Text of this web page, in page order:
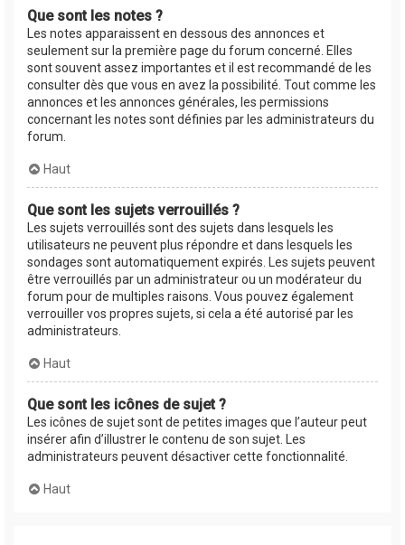
Que sont les notes ?
Les notes apparaissent en dessous des annonces et
seulement sur la première page du forum concerné. Elles
sont souvent assez importantes et il est recommandé de les
consulter dès que vous en avez la possibilité. Tout comme les
annonces et les annonces générales, les permissions
concernant les notes sont définies par les administrateurs du
forum.
Haut
Que sont les sujets verrouillés ?
Les sujets verrouillés sont des sujets dans lesquels les
utilisateurs ne peuvent plus répondre et dans lesquels les
sondages sont automatiquement expirés. Les sujets peuvent
être verrouillés par un administrateur ou un modérateur du
forum pour de multiples raisons. Vous pouvez également
verrouiller vos propres sujets, si cela a été autorisé par les
administrateurs.
Haut
Que sont les icônes de sujet ?
Les icônes de sujet sont de petites images que l’auteur peut
insérer afin d’illustrer le contenu de son sujet. Les
administrateurs peuvent désactiver cette fonctionnalité.
Haut